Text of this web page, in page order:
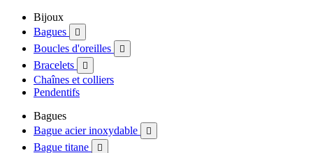
Bijoux
Bagues

Boucles d'oreilles 
Bracelets 
Chaînes et colliers
Pendentifs
Bagues
Bague acier inoxydable

Bague titane 